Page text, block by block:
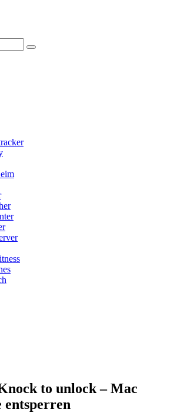
to unlock – Mac
entsperren